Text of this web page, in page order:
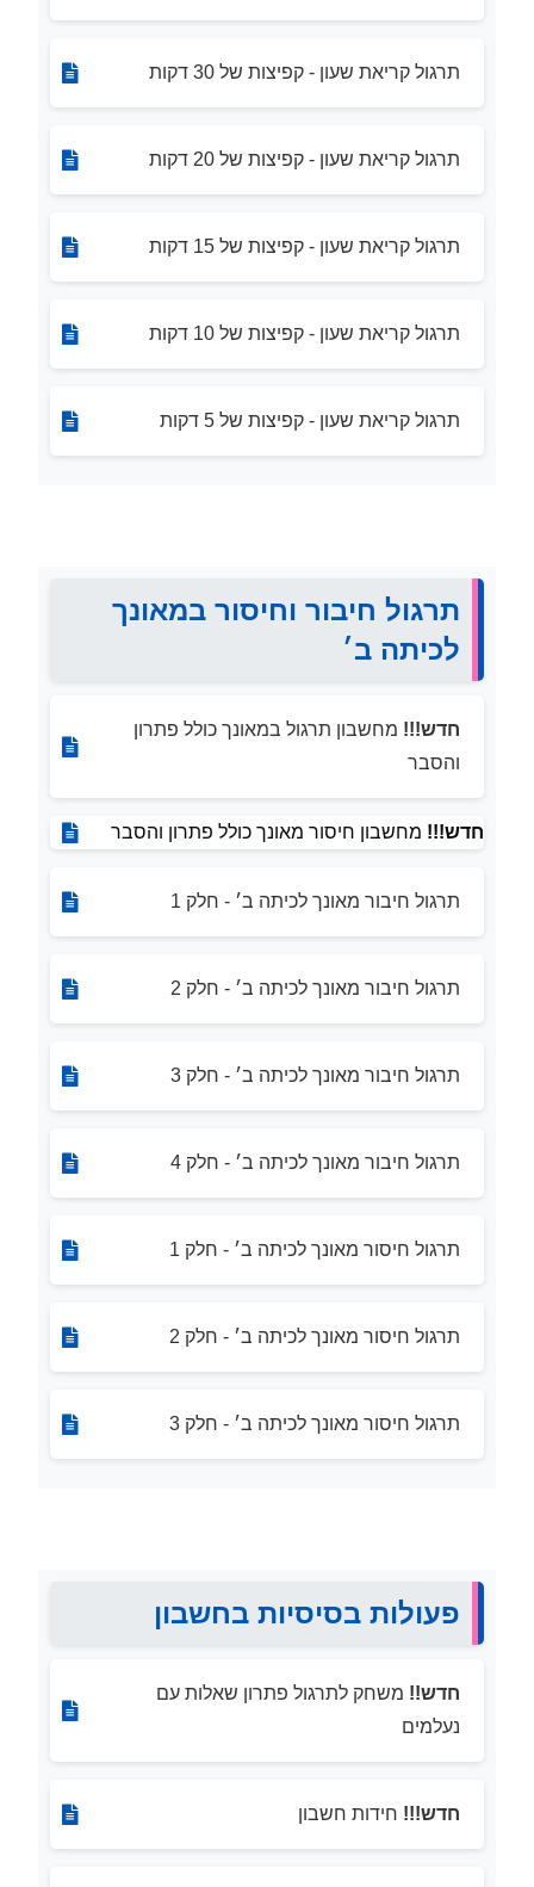
תרגול קריאת שעון - קפיצות של 30 דקות
תרגול קריאת שעון - קפיצות של 20 דקות
תרגול קריאת שעון - קפיצות של 15 דקות
תרגול קריאת שעון - קפיצות של 10 דקות
תרגול קריאת שעון - קפיצות של 5 דקות
תרגול חיבור וחיסור במאונך
לכיתה ב׳
חדש!!! מחשבון תרגול במאונך כולל פתרון
והסבר
חדש!!! מחשבון חיסור מאונך כולל פתרון והסבר
תרגול חיבור מאונך לכיתה ב׳ - חלק 1
תרגול חיבור מאונך לכיתה ב׳ - חלק 2
תרגול חיבור מאונך לכיתה ב׳ - חלק 3
תרגול חיבור מאונך לכיתה ב׳ - חלק 4
תרגול חיסור מאונך לכיתה ב׳ - חלק 1
תרגול חיסור מאונך לכיתה ב׳ - חלק 2
תרגול חיסור מאונך לכיתה ב׳ - חלק 3
פעולות בסיסיות בחשבון
חדש!! משחק לתרגול פתרון שאלות עם
נעלמים
חדש!!! חידות חשבון